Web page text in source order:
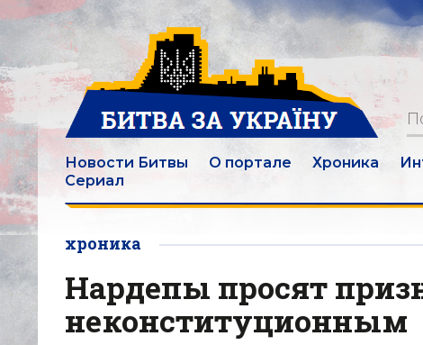
Новости Битвы О портале Хроника
Сериал
хроника
Нардепы просят
неконституционным